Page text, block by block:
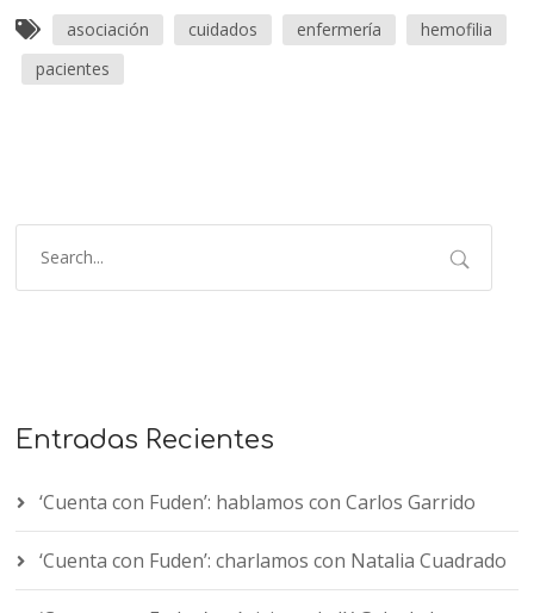
asociación cuidados enfermería
hemofilia
pacientes
Entradas Recientes
‘Cuenta con Fuden’: hablamos con Carlos Garrido
‘Cuenta con Fuden’: charlamos con Natalia Cuadrado